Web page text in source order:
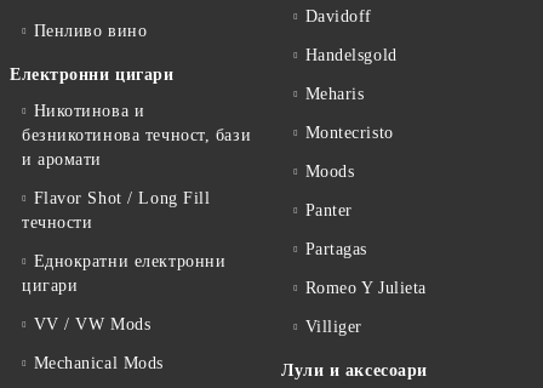
Пенливо вино
Електронни цигари
Никотинова и
безникотинова течност, бази
и аромати
Flavor Shot / Long Fill
течности
Еднократни електронни
цигари
VV / VW Mods
Mechanical Mods
Davidoff
Handelsgold
Meharis
Montecristo
Moods
Panter
Partagas
Romeo Y Julieta
Villiger
Лули и аксесоари